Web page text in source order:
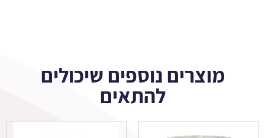
מוצרים נוספים שיכולים
להתאים